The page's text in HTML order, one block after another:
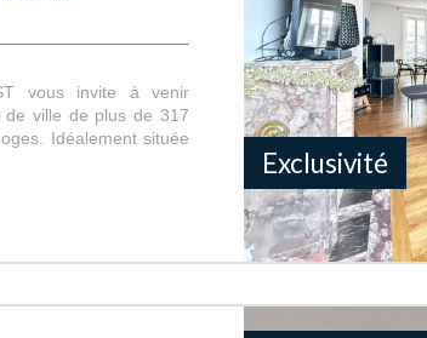
Exclusivité
vous invite à venir
de ville de plus de 317
Idéalement située